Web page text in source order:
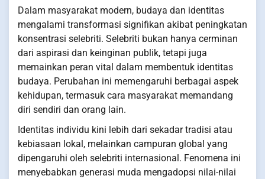
Dalam masyarakat modern, budaya dan identitas
mengalami transformasi signifikan akibat peningkatan
konsentrasi selebriti. Selebriti bukan hanya cerminan
dari aspirasi dan keinginan publik, tetapi juga
memainkan peran vital dalam membentuk identitas
budaya. Perubahan ini memengaruhi berbagai aspek
kehidupan, termasuk cara masyarakat memandang
diri sendiri dan orang lain.
Identitas individu kini lebih dari sekadar tradisi atau
kebiasaan lokal, melainkan campuran global yang
dipengaruhi oleh selebriti internasional. Fenomena ini
menyebabkan generasi muda mengadopsi nilai-nilai